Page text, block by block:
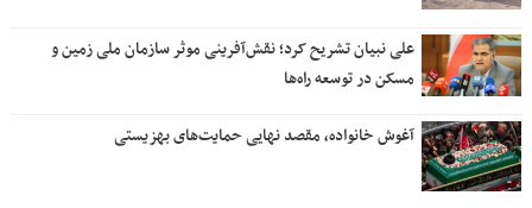
علی نبیان تشریح کرد؛ نقش‌آفرینی موثر سازمان ملی زمین و
مسکن در توسعه راه‌ها
آغوش خانواده، مقصد نهایی حمایت‌های بهزیستی